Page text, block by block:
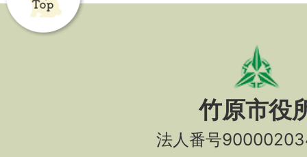
竹原市役
法人番号